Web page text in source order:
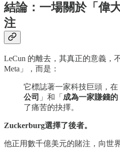
結論：一場關於「偉
注
LeCun 的離去，其真正的意義，
Meta」，而是：
它標誌著一家科技巨頭，在
公司 」和「 成為一家賺錢的
了痛苦的抉擇。
Zuckerburg選擇了後者。
他正用數千億美元的賭注，向世